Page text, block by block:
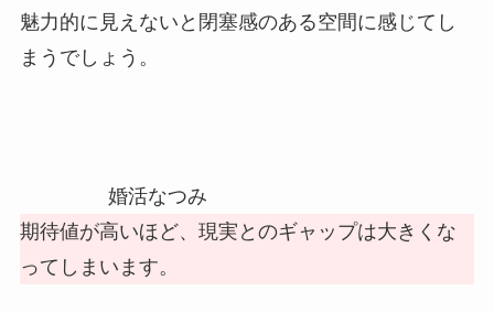
魅力的に見えないと閉塞感のある空間に感じてし
まうでしょう。
婚活なつみ
期待値が高いほど、現実とのギャップは大きくな
ってしまいます。